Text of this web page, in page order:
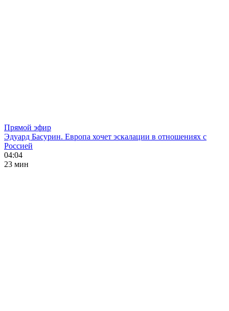
Прямой эфир
Эдуард Басурин. Европа хочет эскалации в отношениях с
Россией
04:04
23 мин